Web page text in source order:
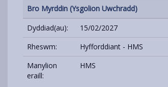
Bro Myrddin (Ysgolion Uwchradd)
Dyddiad(au):
15/02/2027
Rheswm:
Hyfforddiant - HMS
Manylion
eraill:
HMS